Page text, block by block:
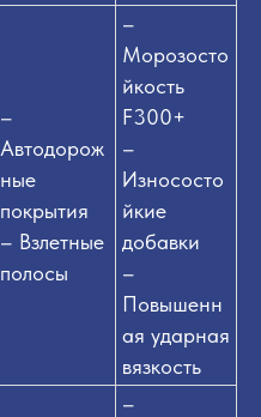
–
Автодорож
ные
покрытия
– Взлетные
полосы
–
Морозосто
йкость
F300+
–
Износосто
йкие
добавки
–
Повышенн
ая ударная
вязкость
–